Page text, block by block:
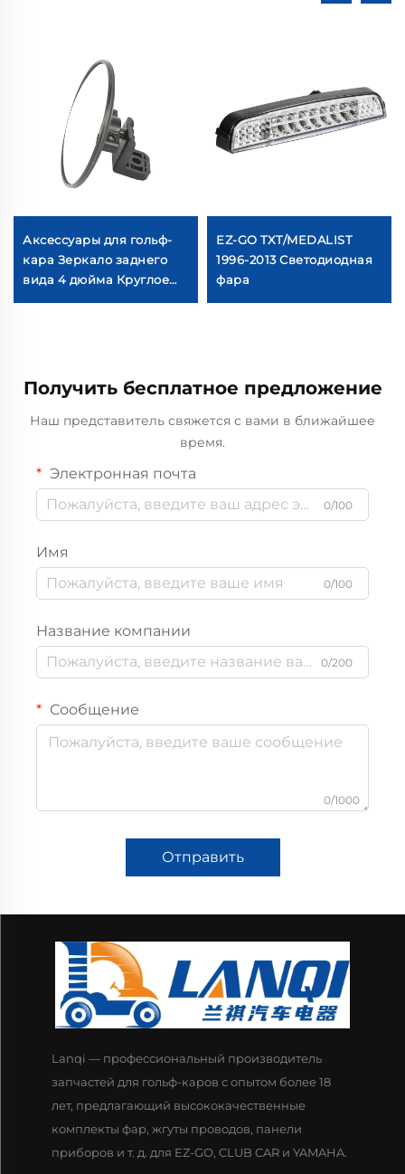
Аксессуары для гольф-
кара Зеркало заднего
вида 4 дюйма Круглое
EZ-GO TXT/MEDALIST
1996-2013 Светодиодная
фара
Получить бесплатное предложение
Наш представитель свяжется с вами в ближайшее
время.
Электронная почта
0/100
Имя
0/100
Название компании
0/200
Сообщение
0/1000
Отправить
Lanqi — профессиональный производитель
запчастей для гольф-каров с опытом более 18
лет, предлагающий высококачественные
комплекты фар, жгуты проводов, панели
приборов и т. д. для EZ-GO, CLUB CAR и YAMAHA.